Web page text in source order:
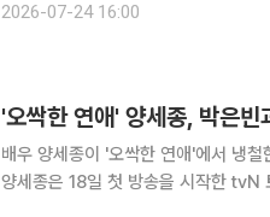
인동영상서비스(OTT) 순위를 휩쓸며
2026-07-24 16:00
'오싹한 연애' 양세종, 박은
배우 양세종이 '오싹한 연애'에서 냉
양세종은 18일 첫 방송을 시작한 tvN